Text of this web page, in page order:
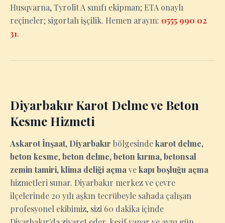
Husqvarna, Tyrolit A sınıfı ekipman; ETA onaylı
reçineler; sigortalı işçilik. Hemen arayın: 0555 990 02
31.
Diyarbakır Karot Delme ve Beton
Kesme Hizmeti
Askarot İnşaat, Diyarbakır bölgesindekarot delme,
beton kesme,beton delme,beton kırma,betonsal
zemin tamiri,klima deliği açma vekapı boşluğu açma
hizmetleri sunar. Diyarbakır merkez ve çevre
ilçelerinde 20 yılı aşkın tecrübeyle sahada çalışan
profesyonel ekibimiz, sizi 60 dakika içinde